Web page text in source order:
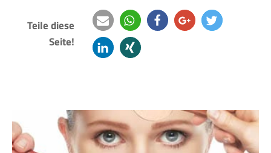
Teile diese
Seite!
e- teilen